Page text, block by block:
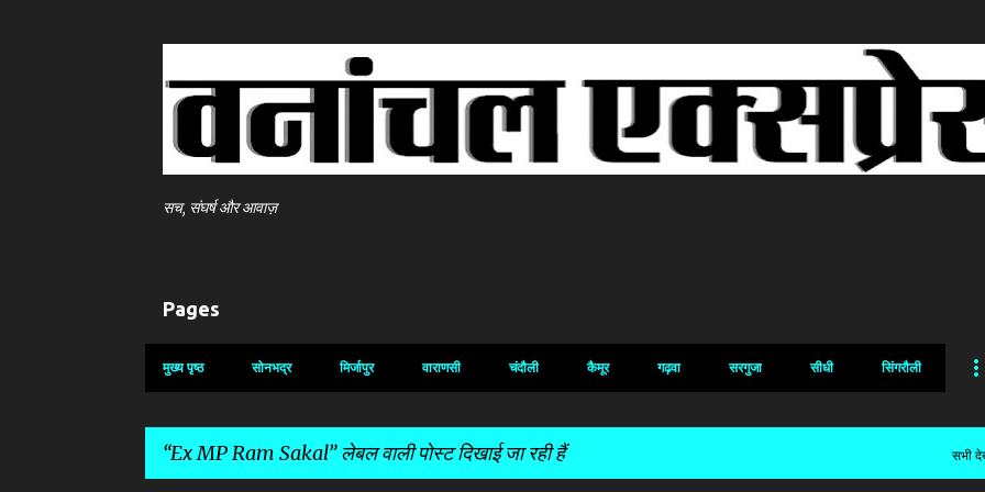
सच, संघर्ष और आवाज़
Pages
मुख्य पृष्ठ सोनभद्र मिर्जापुर वाराणसी चंदौली कैमूर गढ़वा सरगुजा सीधी सिंगरौली
Ex MP Ram Sakal लेबल वाली पोस्ट दिखाई जा रही हैं सभी